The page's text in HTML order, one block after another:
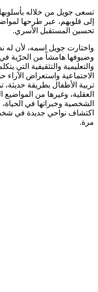
تسعى جويل من خلاله
إلى قلوبهم، عبر طرحها
تحسين المستقبل الأسري.
واختارت جويل اسمه، لأن له
وضيوفها هامشاً من الحرّية في
والتعليمية والتثقيفية التي
الاجتماعية واستعراض الآراء
تربية الأطفال بطريقة حديثة،
العقلية، وغيرها من
الشخصية وخبراتها في
اكتشاف نواحي جديدة في
مرة.